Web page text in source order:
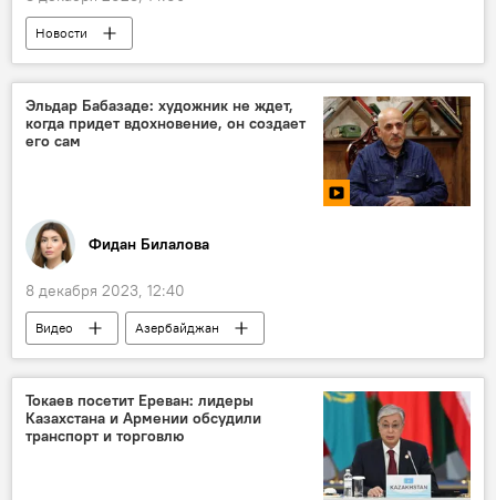
Новости
Администрация Президента Азербайджана
аппарат премьер-министра Армении
Совместное заявление
Рамочная конвенция
Освобождение
Эльдар Бабазаде: художник не ждет,
когда придет вдохновение, он создает
его сам
Фидан Билалова
8 декабря 2023, 12:40
Видео
Азербайджан
член Союза художников Азербайджана Эльдар Бабазаде
мастерская
Посещение
Международный день художника - 8 декабря
Токаев посетит Ереван: лидеры
Казахстана и Армении обсудили
транспорт и торговлю